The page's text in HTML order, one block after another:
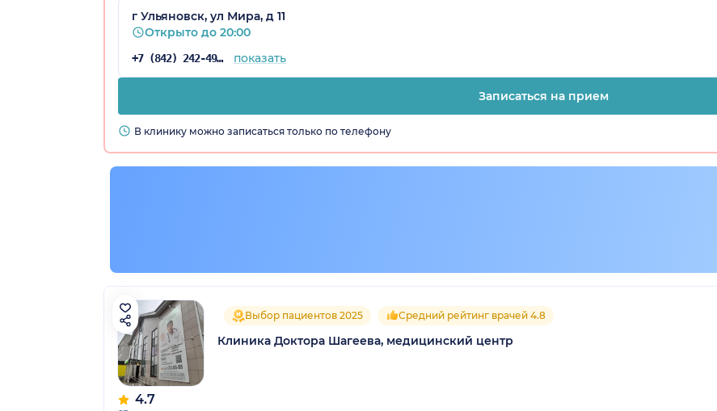
г Ульяновск, ул Мира, д 11
Открыто до 20:00
+7 (842) 242-49-85 показать
Записаться на прием
В клинику можно записаться только по телефону
4.7
Выбор пациентов 2025 Средний рейтинг врачей 4.8
Клиника Доктора Шагеева, медицинский центр